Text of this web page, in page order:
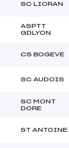
SC LIORAN
ASPTT
GDLYON
CS BOGEVE
SC AUDOIS
SC MONT
DORE
ST ANTOINE